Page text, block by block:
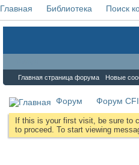
Главная Библиотека Поиск
Главная страница форума Новые
Форум Форум
If this is your first visit, be sure to
to proceed. To start viewing